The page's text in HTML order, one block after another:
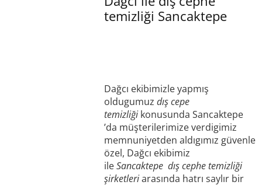
temizliği Sancaktepe
Dağcı ekibimizle yapmış
oldugumuzdış cepe
temizliği konusunda Sancaktepe
’da müşterilerimize verdigimiz
memnuniyetden aldıgımız güvenle
özel, Dağcı ekibimiz
ileSancaktepe dış cephe temizliği
şirketleriarasında hatrı saylır bir